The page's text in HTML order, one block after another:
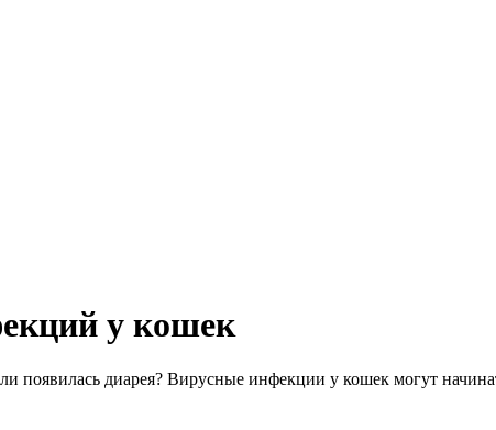
у кошек
появилась диарея? Вирусные инфекции у кошек могут